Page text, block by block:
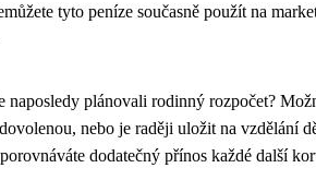
tyto peníze současně použít na
naposledy plánovali rodinný rozpočet?
nebo je raději uložit na vzdělání
dodatečný přínos každé další